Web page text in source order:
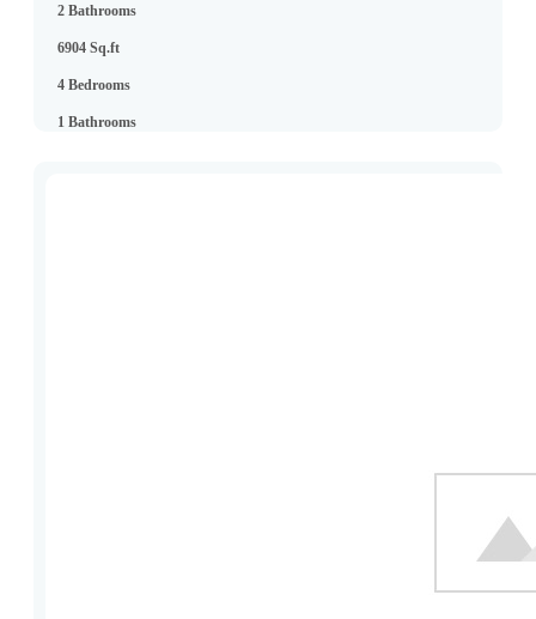
2 Bathrooms
6904 Sq.ft
4 Bedrooms
1 Bathrooms